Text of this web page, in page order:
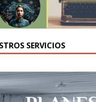
SERVICIOS